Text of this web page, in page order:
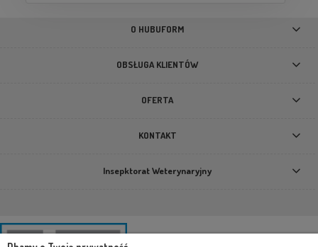
O HUBUFORM
OBSŁUGA KLIENTÓW
OFERTA
KONTAKT
Insepktorat Weterynaryjny